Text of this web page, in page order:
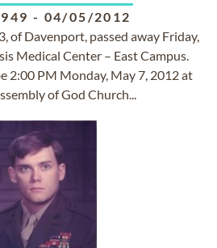
- 04/05/2012
of Davenport, passed away Friday,
Medical Center – East Campus.
2:00 PM Monday, May 7, 2012 at
of God Church...